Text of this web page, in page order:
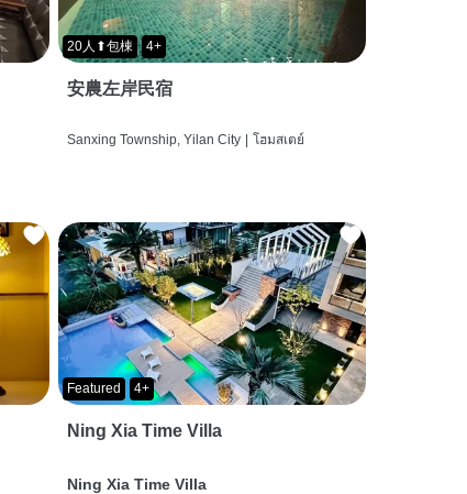
20人⬆包棟 4+
安農左岸民宿
Sanxing Township, Yilan City | โฮมสเตย์
Featured 4+
Ning Xia Time Villa
Ning Xia Time Villa